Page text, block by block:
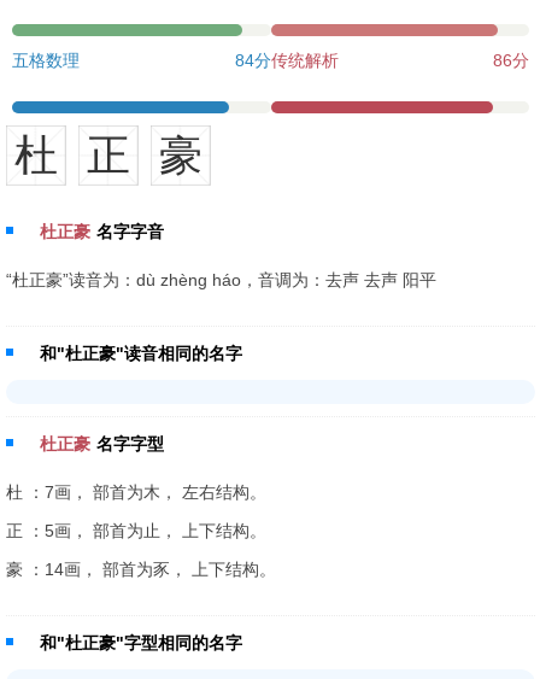
五格数理 84分传统解析 86分
杜 正 豪
杜正豪 名字字音
“杜正豪”读音为：dù zhèng háo，音调为：去声 去声 阳平
和"杜正豪"读音相同的名字
杜正豪 名字字型
杜 ：7画， 部首为木， 左右结构。
正 ：5画， 部首为止， 上下结构。
豪 ：14画， 部首为豕， 上下结构。
和"杜正豪"字型相同的名字